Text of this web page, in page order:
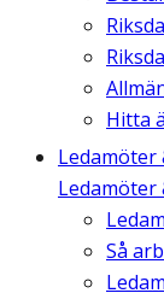
Hitta
Så